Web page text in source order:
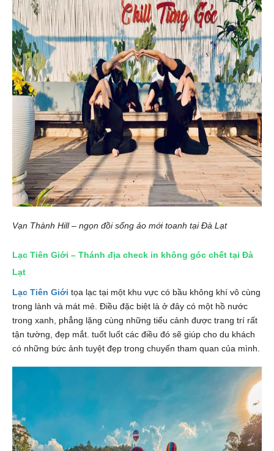
Vạn Thành Hill – ngọn đồi sống ảo mới toanh tại Đà Lạt
Lạc Tiên Giới – Thánh địa check in không góc chết tại Đà
Lạt
Lạc Tiên Giới tọa lạc tại một khu vực có bầu không khí vô cùng
trong lành và mát mẻ. Điều đặc biệt là ở đây có một hồ nước
trong xanh, phẳng lặng cùng những tiểu cảnh được trang trí rất
tận tường, đẹp mắt. tuốt luốt các điều đó sẽ giúp cho du khách
có những bức ảnh tuyệt đẹp trong chuyến tham quan của mình.